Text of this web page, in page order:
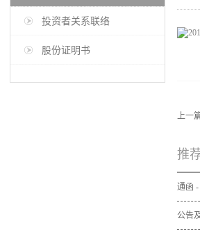
投资者关系联络
股份证明书
上一篇
推
公告